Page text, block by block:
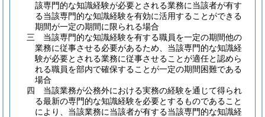
該専門的な知識経験が必要とされる業務に当該者が有す
る当該専門的な知識経験を有効に活用することができる
期間が一定の期間に限られる場合
三
当該専門的な知識経験を有する職員を一定の期間他の
業務に従事させる必要があるため、当該専門的な知識経
験が必要とされる業務に従事させることが適任と認めら
れる職員を部内で確保することが一定の期間困難である
場合
四
当該業務が公務外における実務の経験を通じて得られ
る最新の専門的な知識経験を必要とするものであること
により、当該業務に当該者が有する当該専門的な知識経